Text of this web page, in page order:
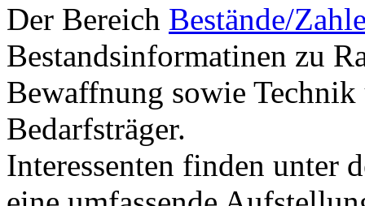
Der Bereich Bestände/
Bestandsinformatinen zu
Bewaffnung sowie
Bedarfsträger.
Interessenten finden unter